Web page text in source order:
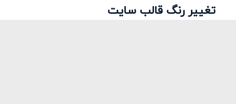
تغییر رنگ قالب سایت